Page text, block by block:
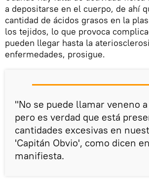
a depositarse en el cuerpo, de ahí
cantidad de ácidos grasos en la
los tejidos, lo que provoca
pueden llegar hasta la
enfermedades, prosigue.
"No se puede llamar veneno
pero es verdad que está
cantidades excesivas en
'Capitán Obvio', como dicen
manifiesta.